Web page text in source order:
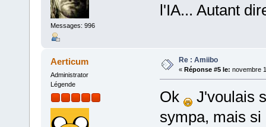
Messages: 996
l'IA... Autant
Aerticum
Administrator
Légende
Re : Amiibo
« Réponse #5 le: novembre
Ok
J'voulais
sympa, mais si